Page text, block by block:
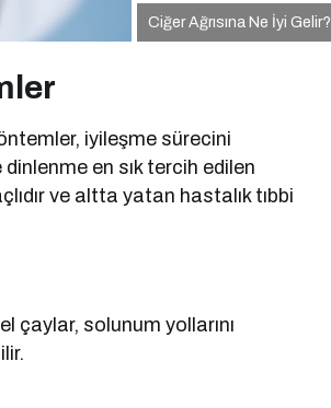
Ciğer Ağrısına Ne İyi Gelir?
iyileşme sürecini
en sık tercih edilen
ve altta yatan hastalık tıbbi
çaylar, solunum yollarını